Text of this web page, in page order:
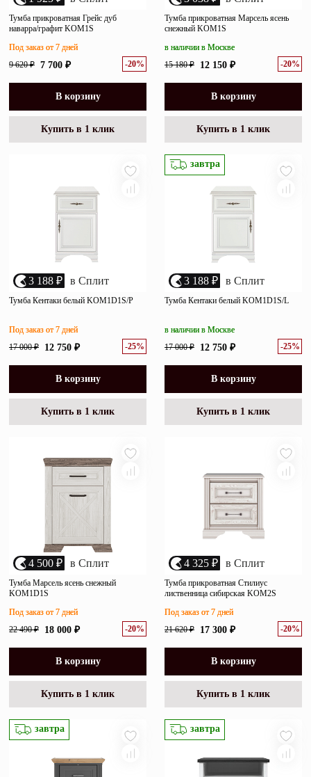
Тумба прикроватная Грейс дуб
наварра/графит KOM1S
9 620 ₽ 7 700 ₽ -20%
Под заказ от 7 дней
В корзину
Купить в 1 клик
Тумба прикроватная Марсель ясень
снежный KOM1S
15 180 ₽ 12 150 ₽ -20%
в наличии в Москве
В корзину
Купить в 1 клик
3 188 ₽ в Сплит
Тумба Кентаки белый KOM1D1S/P
17 000 ₽ 12 750 ₽ -25%
Под заказ от 7 дней
В корзину
Купить в 1 клик
завтра
3 188 ₽ в Сплит
Тумба Кентаки белый KOM1D1S/L
17 000 ₽ 12 750 ₽ -25%
в наличии в Москве
В корзину
Купить в 1 клик
4 500 ₽ в Сплит
Тумба Марсель ясень снежный
KOM1D1S
22 490 ₽ 18 000 ₽ -20%
Под заказ от 7 дней
В корзину
Купить в 1 клик
4 325 ₽ в Сплит
Тумба прикроватная Стилиус
лиственница сибирская KOM2S
21 620 ₽ 17 300 ₽ -20%
Под заказ от 7 дней
В корзину
Купить в 1 клик
завтра завтра